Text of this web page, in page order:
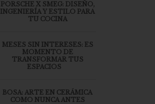
PORSCHE X SMEG: DISEÑO,
INGENIERÍA Y ESTILO PARA
TU COCINA
MESES SIN INTERESES: ES
MOMENTO DE
TRANSFORMAR TUS
ESPACIOS
BOSA: ARTE EN CERÁMICA
COMO NUNCA ANTES